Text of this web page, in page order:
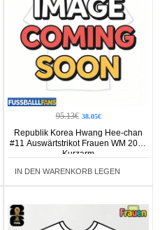
95.13€ 38.05€
Republik Korea Hwang Hee-chan
#11 Auswärtstrikot Frauen WM 2026
Kurzarm
IN DEN WARENKORB LEGEN